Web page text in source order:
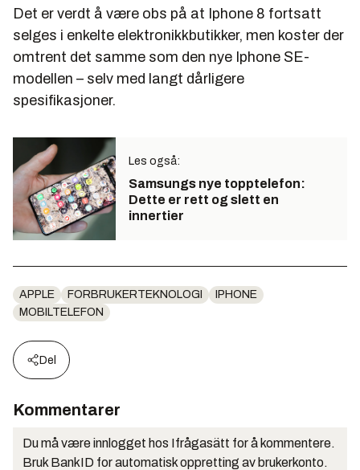
Det er verdt å være obs på at Iphone 8 fortsatt
selges i enkelte elektronikkbutikker, men koster der
omtrent det samme som den nye Iphone SE-
modellen – selv med langt dårligere
spesifikasjoner.
Les også:
Samsungs nye topptelefon:
Dette er rett og slett en
innertier
APPLE FORBRUKERTEKNOLOGI
IPHONE
MOBILTELEFON
Del
Kommentarer
Du må være innlogget hos Ifrågasätt for å kommentere.
Bruk BankID for automatisk oppretting av brukerkonto.